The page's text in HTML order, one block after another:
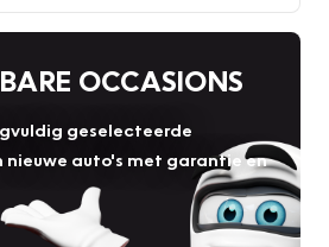
OCCASIONS
geselecteerde
nieuwe auto's met garantie en